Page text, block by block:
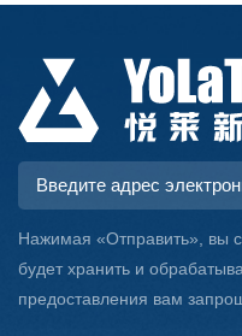
Нажимая «Отправить», вы
будет хранить и
предоставления вам